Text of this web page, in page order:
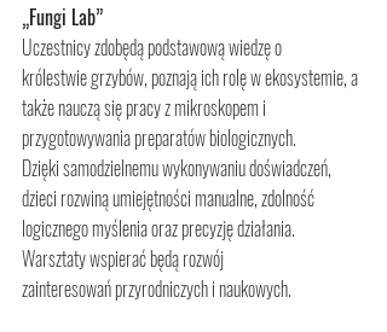
„Fungi Lab”
Uczestnicy zdobędą podstawową wiedzę o
królestwie grzybów, poznają ich rolę w ekosystemie, a
także nauczą się pracy z mikroskopem i
przygotowywania preparatów biologicznych.
Dzięki samodzielnemu wykonywaniu doświadczeń,
dzieci rozwiną umiejętności manualne, zdolność
logicznego myślenia oraz precyzję działania.
Warsztaty wspierać będą rozwój
zainteresowań przyrodniczych i naukowych.